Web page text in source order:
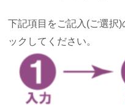
下記項目をご記入(ご選択
ックしてください。